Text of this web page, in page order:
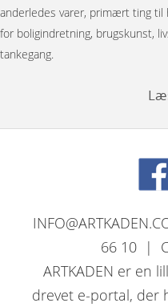
anderledes varer, primært ting til
for boligindretning, brugskunst,
tankegang.
Bag menuen ”Figurer” gemmer
modeller. Vi har bronzefigurer,
Tranepar i bronze og retro
David Marshall, den skotsk /
66 10 |
ARTKADEN er en
drevet e-portal, der